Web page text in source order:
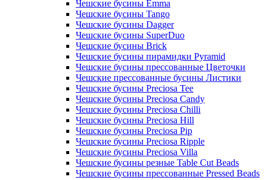
Чешские бусины Emma
Чешские бусины Tango
Чешские бусины Dagger
Чешские бусины SuperDuo
Чешские бусины Brick
Чешские бусины пирамидки Pyramid
Чешские бусины прессованные Цветочки
Чешские прессованные бусины Листики
Чешские бусины Preciosa Tee
Чешские бусины Preciosa Candy
Чешские бусины Preciosa Chilli
Чешские бусины Preciosa Hill
Чешские бусины Preciosa Pip
Чешские бусины Preciosa Ripple
Чешские бусины Preciosa Villa
Чешские бусины резные Table Cut Beads
Чешские бусины прессованные Pressed Beads